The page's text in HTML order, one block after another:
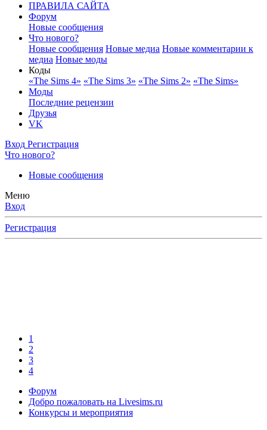
ПРАВИЛА САЙТА
Форум
Новые сообщения
Что нового?
Новые сообщения Новые медиа Новые комментарии к
медиа Новые моды
Коды
«The Sims 4» «The Sims 3» «The Sims 2» «The Sims»
Моды
Последние рецензии
Друзья
VK
Вход Регистрация
Что нового?
Новые сообщения
Меню
Вход
Регистрация
1
2
3
4
Форум
Добро пожаловать на Livesims.ru
Конкурсы и мероприятия